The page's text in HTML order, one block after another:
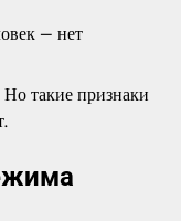
— нет
Но такие признаки